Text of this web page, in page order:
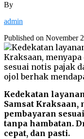
By
admin
Published on November
Kedekatan
Samsat Kraksaan,
pembayaran
tanpa hambatan.
cepat, dan pasti.